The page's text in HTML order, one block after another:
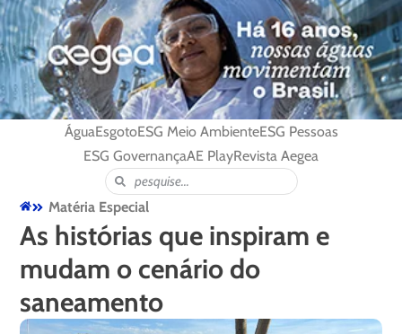
ÁguaEsgotoESG Meio AmbienteESG Pessoas
ESG GovernançaAE PlayRevista Aegea
Matéria Especial
As histórias que inspiram e
mudam o cenário do
saneamento